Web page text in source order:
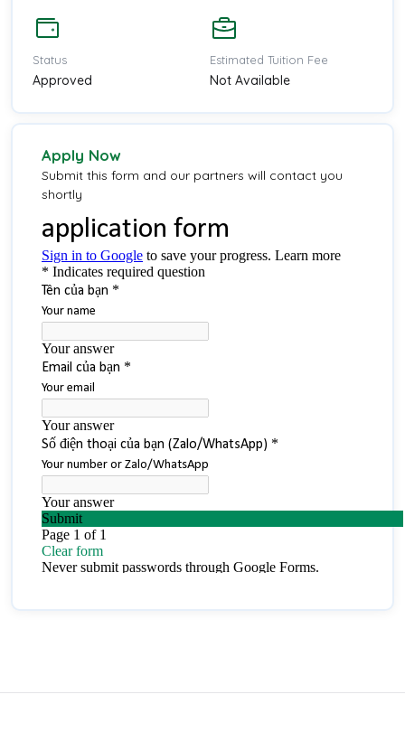
Status
Approved
Estimated Tuition Fee
Not Available
Apply Now
Submit this form and our partners will contact you
shortly